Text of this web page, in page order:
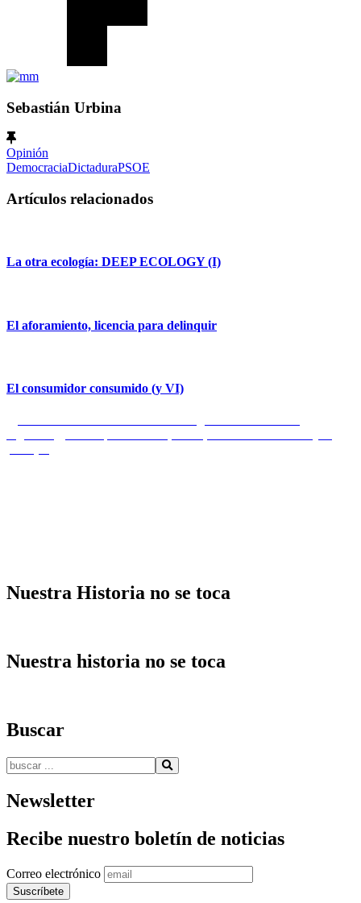
Sebastián Urbina
Opinión
DemocraciaDictaduraPSOE
Artículos relacionados
La otra ecología: DEEP ECOLOGY (I)
El aforamiento, licencia para delinquir
El consumidor consumido (y VI)
Navegación
de
Nuestra Historia no se toca
Nuestra historia no se toca
Buscar
Buscar:
Newsletter
Recibe nuestro boletín de noticias
Correo electrónico